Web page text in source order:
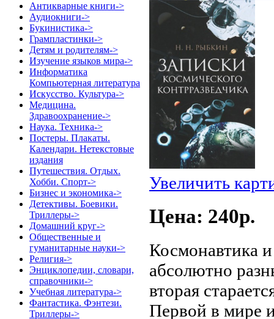
Антикварные книги->
Аудиокниги->
Букинистика->
Грампластинки->
Детям и родителям->
Изучение языков мира->
Информатика
Компьютерная литература
Искусство. Культура->
Медицина.
Здравоохранение->
Наука. Техника->
Постеры. Плакаты.
Календари. Нетекстовые
издания
Путешествия. Отдых.
Хобби. Спорт->
Бизнес и экономика->
Детективы. Боевики.
Триллеры->
Домашний круг->
Общественные и
гуманитарные науки->
Религия->
Энциклопедии, словари,
справочники->
Учебная литература->
Фантастика. Фэнтези.
Триллеры->
Увеличить
Цена: 240p.
Космонавтика
абсолютно
вторая
Первой в мире